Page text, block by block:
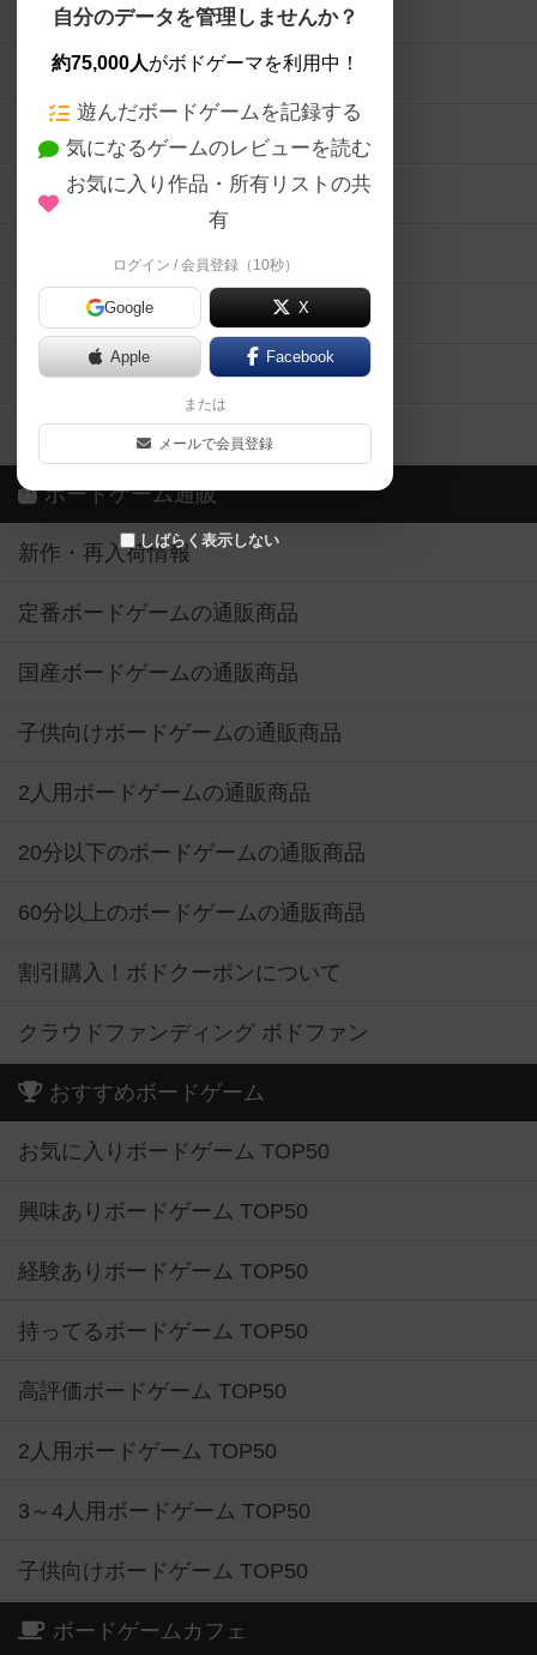
自分のデータを管理しませんか？
約75,000人がボドゲーマを利用中！
遊んだボードゲームを記録する
気になるゲームのレビューを読む
お気に入り作品・所有リストの共
有
ログイン / 会員登録（10秒）
Google X
Apple Facebook
または
メールで会員登録
しばらく表示しない
ボードゲームを検索する
ボードゲームの新着レビュー
ボードゲーム会情報
メカニクス特集
掲示板・トピックス
ボドとも・会員一覧
ボードゲーム業界コラム
ボドゲーマご利用案内
ボードゲーム通販
新作・再入荷情報
定番ボードゲームの通販商品
国産ボードゲームの通販商品
子供向けボードゲームの通販商品
2人用ボードゲームの通販商品
20分以下のボードゲームの通販商品
60分以上のボードゲームの通販商品
割引購入！ボドクーポンについて
クラウドファンディング ボドファン
おすすめボードゲーム
お気に入りボードゲーム TOP50
興味ありボードゲーム TOP50
経験ありボードゲーム TOP50
持ってるボードゲーム TOP50
高評価ボードゲーム TOP50
2人用ボードゲーム TOP50
3～4人用ボードゲーム TOP50
子供向けボードゲーム TOP50
ボードゲームカフェ